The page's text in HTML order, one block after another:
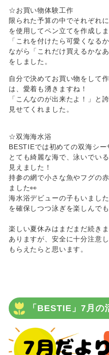
☆お買い物体験工作
限られた予算の中でそれぞれ
を使用してペン立てを作成しま
「これを付けたら可愛くなる
ながら「これだけ買えるかな
をしました。
自分で決めてお買い物をして
は、愛着も湧きますね！
「こんなのが出来たよ！」と
見せてくれました。
☆双海海水浴
BESTIEでは初めての双海シー
とても綺麗な海で、泳いでい
見えました！
持参の網で小さな魚やフグの
ました👀
海水浴デビューの子もいまし
を確保しつつ泳ぎを楽しんで
楽しい夏休みはまだまだ続き
ありますが、安全に十分注意
もらえたらと思います。
「BESTIE」7月